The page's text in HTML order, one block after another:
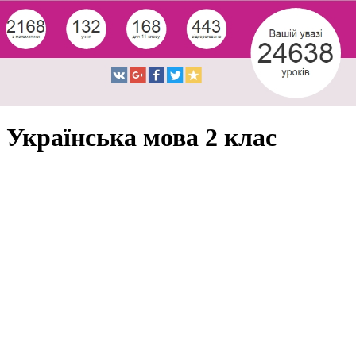
Українська мова 2 клас